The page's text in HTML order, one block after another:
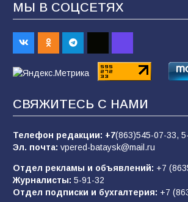
В Батайске продолжаются
98 04.08.2026
заявления о мобилизации — это
пропагандистский вброс
«Слухами Москву не возьмёшь»:
заявления Киева о мобилизации
отчаяние, а не разведка
МЫ В СОЦСЕТЯХ
СВЯЖИТЕСЬ С НАМИ
Телефон редакции: +7(863)545-07-33,
Эл. почта: vpered-bataysk@mail.ru
Отдел рекламы и объявлений: +7
Журналисты: 5-91-32
Отдел подписки и бухгалтерия: +7